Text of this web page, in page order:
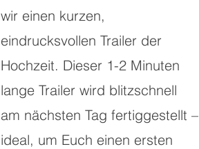
wir einen kurzen,
eindrucksvollen Trailer der
Hochzeit. Dieser 1-2 Minuten
lange Trailer wird blitzschnell
am nächsten Tag fertiggestellt –
ideal, um Euch einen ersten